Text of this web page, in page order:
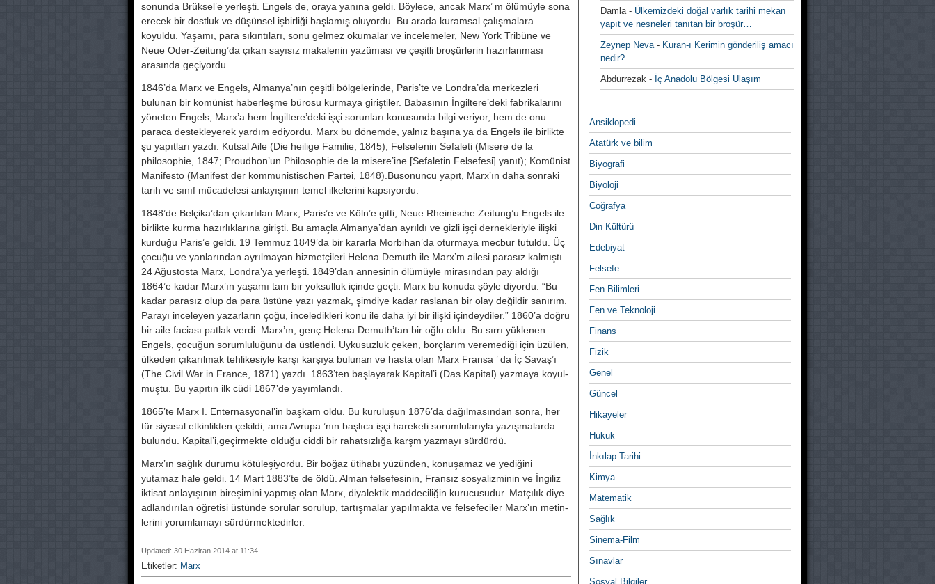
sonunda Brüksel’e yerleşti. Engels de, oraya yanına geldi. Böylece, ancak Marx’ m ölümüyle sona
erecek bir dostluk ve düşünsel işbirliği başlamış oluyordu. Bu arada kuramsal çalışma­lara
koyuldu. Yaşamı, para sıkıntı­ları, sonu gelmez okumalar ve incele­meler, New York Tribüne ve
Neue Oder-Zeitung’da çıkan sayısız maka­lenin yazüması ve çeşitli broşürlerin hazırlanması
arasında geçiyor­du.
1846’da Marx ve Engels, Almanya’nın çeşitli bölgelerinde, Paris’te ve Lon­dra’da merkezleri
bulunan bir komü­nist haberleşme bürosu kurmaya gi­riştiler. Babasının İngiltere’deki fab­rikalarını
yöneten Engels, Marx’a hem İngiltere’deki işçi sorunları konu­sunda bilgi veriyor, hem de onu
para­ca destekleyerek yardım ediyordu. Marx bu dönemde, yalnız başına ya da Engels ile birlikte
şu yapıtları yaz­dı: Kutsal Aile (Die heilige Familie, 1845); Felsefenin Sefaleti (Misere de la
philosophie, 1847; Proudhon’un Philosophie de la misere’ine [Sefale­tin Felsefesi] yanıt); Komünist
Ma­nifesto (Manifest der kommunistischen Partei, 1848).Busonuncu yapıt, Marx’ın daha sonraki
tarih ve sınıf mücadelesi anlayışının temel ilkeleri­ni kapsıyordu.
1848’de Belçika’dan çıkartılan Marx, Paris’e ve Köln’e gitti; Neue Rheinische Zeitung’u Engels ile
bir­likte kurma hazırlıklarına girişti. Bu amaçla Almanya’dan ayrıldı ve gizli işçi dernekleriyle ilişki
kurduğu Pa­ris’e geldi. 19 Temmuz 1849’da bir ka­rarla Morbihan’da oturmaya mecbur tutuldu. Üç
çocuğu ve yanlarından ay­rılmayan hizmetçileri Helena Demuth ile Marx’m ailesi parasız kalmıştı.
24 Ağustosta Marx, Londra’ya yerleşti. 1849’dan annesinin ölümüyle mirasın­dan pay aldığı
1864’e kadar Marx’ın yaşamı tam bir yoksulluk içinde geç­ti. Marx bu konuda şöyle diyordu: “Bu
kadar parasız olup da para üstüne ya­zı yazmak, şimdiye kadar raslanan bir olay değildir sanırım.
Parayı incele­yen yazarların çoğu, inceledikleri ko­nu ile daha iyi bir ilişki içindeydiler.” 1860’a doğru
bir aile faciası patlak verdi. Marx’ın, genç Helena Demuth’tan bir oğlu oldu. Bu sırrı yük­lenen
Engels, çocuğun sorumluluğunu da üstlendi. Uykusuzluk çeken, borç­larım veremediği için üzülen,
ülkeden çıkarılmak tehlikesiyle karşı karşıya bulunan ve hasta olan Marx Fransa ’ da İç Savaş’ı
(The Civil War in Fran­ce, 1871) yazdı. 1863’ten başlayarak Kapital’i (Das Kapital) yazmaya koyul­
muştu. Bu yapıtın ilk cüdi 1867’de ya­yımlandı.
1865’te Marx I. Enternasyonal’in baş­kam oldu. Bu kuruluşun 1876’da da­ğılmasından sonra, her
tür siyasal et­kinlikten çekildi, ama Avrupa ’nın baş­lıca işçi hareketi sorumlularıyla yazış­malarda
bulundu. Kapital’i,geçirmek­te olduğu ciddi bir rahatsızlığa karşm yazmayı sürdürdü.
Marx’ın sağlık durumu kötüleşiyordu. Bir boğaz ütihabı yüzünden, konuşa­maz ve yediğini
yutamaz hale geldi. 14 Mart 1883’te de öldü. Alman felsefesinin, Fransız sosyaliz­minin ve İngiliz
iktisat anlayışının bi­reşimini yapmış olan Marx, diyalek­tik maddeciliğin kurucusudur. Mat­çılık diye
adlandırılan öğretisi üstün­de sorular sorulup, tartışmalar yapıl­makta ve felsefeciler Marx’ın metin­
lerini yorumlamayı sürdürmektedir­ler.
Updated: 30 Haziran 2014 at 11:34
Etiketler: Marx
Damla- Ülkemizdeki doğal varlık tarihi mekan
yapıt ve nesneleri tanıtan bir broşür…
Zeynep Neva- Kuran-ı Kerimin gönderiliş amacı
nedir?
Abdurrezak - İç Anadolu Bölgesi Ulaşım
Ansiklopedi
Atatürk ve bilim
Biyografi
Biyoloji
Coğrafya
Din Kültürü
Edebiyat
Felsefe
Fen Bilimleri
Fen ve Teknoloji
Finans
Fizik
Genel
Güncel
Hikayeler
Hukuk
İnkılap Tarihi
Kimya
Matematik
Sağlık
Sinema-Film
Sınavlar
Sosyal Bilgiler